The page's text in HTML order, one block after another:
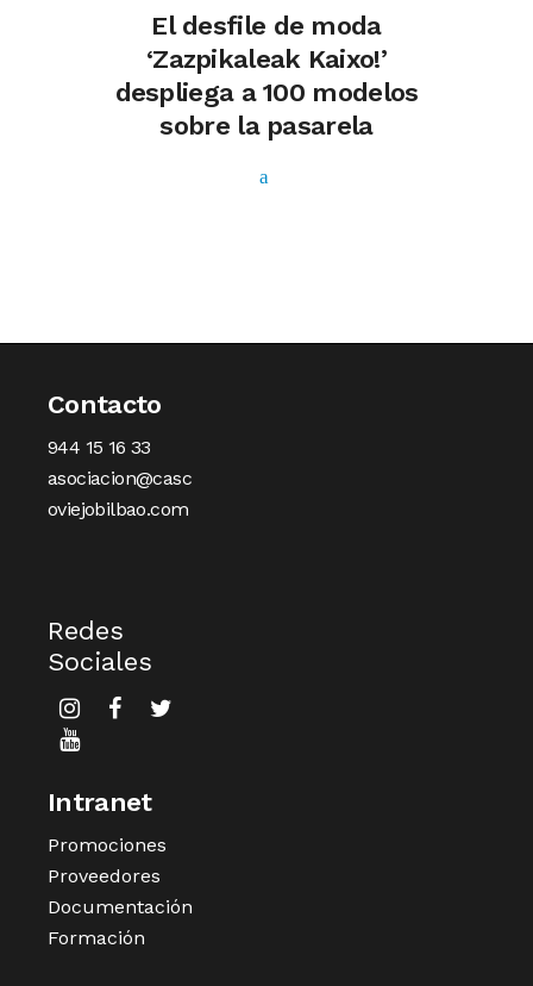
El desfile de moda
‘Zazpikaleak Kaixo!’
despliega a 100 modelos
sobre la pasarela
Contacto
944 15 16 33
asociacion@casc
oviejobilbao.com
Redes
Sociales
Intranet
Promociones
Proveedores
Documentación
Formación